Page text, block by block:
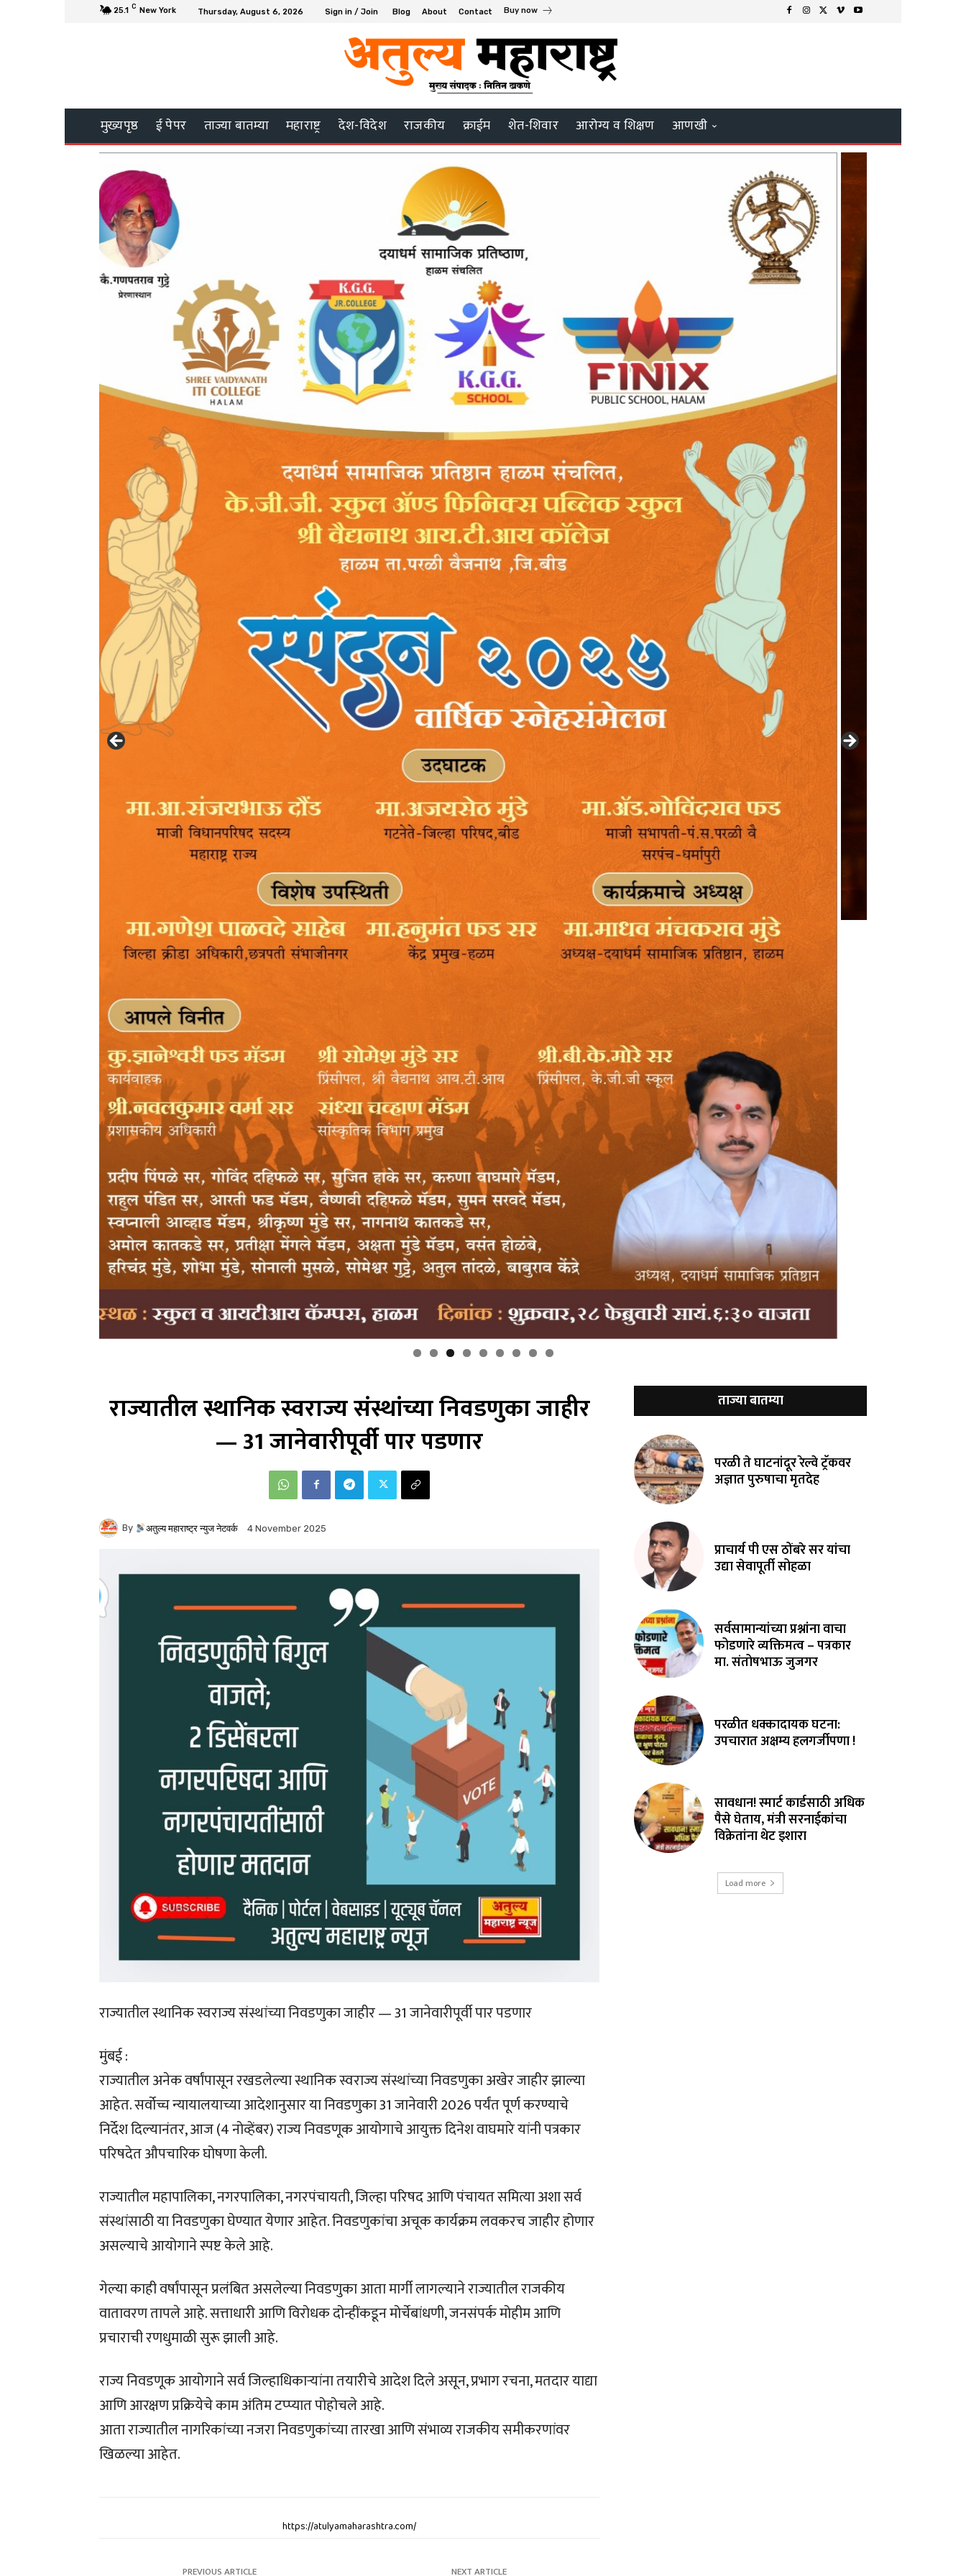
25.1 C New York Thursday, August 6, 2026 Sign in / Join Blog About Contact Buy now
मुख्यपृष्ठ ई पेपर ताज्या बातम्या महाराष्ट्र देश-विदेश राजकीय क्राईम शेत-शिवार आरोग्य व शिक्षण आणखी
राज्यातील स्थानिक स्वराज्य संस्थांच्या निवडणुका जाहीर
— 31 जानेवारीपूर्वी पार पडणार
By अतुल्य महाराष्ट्र न्युज नेटवर्क 4 November 2025
राज्यातील स्थानिक स्वराज्य संस्थांच्या निवडणुका जाहीर — 31 जानेवारीपूर्वी पार पडणार
मुंबई :
राज्यातील अनेक वर्षांपासून रखडलेल्या स्थानिक स्वराज्य संस्थांच्या निवडणुका अखेर जाहीर झाल्या
आहेत. सर्वोच्च न्यायालयाच्या आदेशानुसार या निवडणुका 31 जानेवारी 2026 पर्यंत पूर्ण करण्याचे
निर्देश दिल्यानंतर, आज (4 नोव्हेंबर) राज्य निवडणूक आयोगाचे आयुक्त दिनेश वाघमारे यांनी पत्रकार
परिषदेत औपचारिक घोषणा केली.
राज्यातील महापालिका, नगरपालिका, नगरपंचायती, जिल्हा परिषद आणि पंचायत समित्या अशा सर्व
संस्थांसाठी या निवडणुका घेण्यात येणार आहेत. निवडणुकांचा अचूक कार्यक्रम लवकरच जाहीर होणार
असल्याचे आयोगाने स्पष्ट केले आहे.
गेल्या काही वर्षांपासून प्रलंबित असलेल्या निवडणुका आता मार्गी लागल्याने राज्यातील राजकीय
वातावरण तापले आहे. सत्ताधारी आणि विरोधक दोन्हींकडून मोर्चेबांधणी, जनसंपर्क मोहीम आणि
प्रचाराची रणधुमाळी सुरू झाली आहे.
राज्य निवडणूक आयोगाने सर्व जिल्हाधिकाऱ्यांना तयारीचे आदेश दिले असून, प्रभाग रचना, मतदार याद्या
आणि आरक्षण प्रक्रियेचे काम अंतिम टप्प्यात पोहोचले आहे.
आता राज्यातील नागरिकांच्या नजरा निवडणुकांच्या तारखा आणि संभाव्य राजकीय समीकरणांवर
खिळल्या आहेत.
https://atulyamaharashtra.com/
PREVIOUS ARTICLE NEXT ARTICLE
ताज्या बातम्या
परळी ते घाटनांदूर रेल्वे ट्रॅकवर
अज्ञात पुरुषाचा मृतदेह
प्राचार्य पी एस ठोंबरे सर यांचा
उद्या सेवापूर्ती सोहळा
सर्वसामान्यांच्या प्रश्नांना वाचा
फोडणारे व्यक्तिमत्व – पत्रकार
मा. संतोषभाऊ जुजगर
परळीत धक्कादायक घटना:
उपचारात अक्षम्य हलगर्जीपणा !
सावधान! स्मार्ट कार्डसाठी अधिक
पैसे घेताय, मंत्री सरनाईकांचा
विक्रेतांना थेट इशारा
Load more